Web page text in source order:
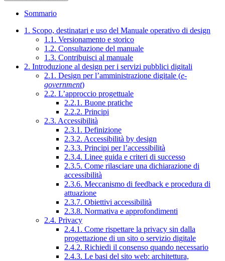
Sommario
1. Scopo, destinatari e uso del Manuale operativo di design
1.1. Versionamento e storico
1.2. Consultazione del manuale
1.3. Contribuisci al manuale
2. Introduzione al design per i servizi pubblici digitali
2.1. Design per l’amministrazione digitale (e-
government)
2.2. L’approccio progettuale
2.2.1. Buone pratiche
2.2.2. Principi
2.3. Accessibilità
2.3.1. Definizione
2.3.2. Accessibilità by design
2.3.3. Principi per l’accessibilità
2.3.4. Linee guida e criteri di successo
2.3.5. Come rilasciare una dichiarazione di
accessibilità
2.3.6. Meccanismo di feedback e procedura di
attuazione
2.3.7. Obiettivi accessibilità
2.3.8. Normativa e approfondimenti
2.4. Privacy
2.4.1. Come rispettare la privacy sin dalla
progettazione di un sito o servizio digitale
2.4.2. Richiedi il consenso quando necessario
2.4.3. Le basi del sito web: architettura,